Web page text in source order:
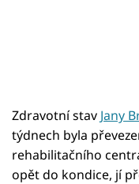
Zdravotní stav Jany
týdnech byla
rehabilitačního
opět do kondice, jí